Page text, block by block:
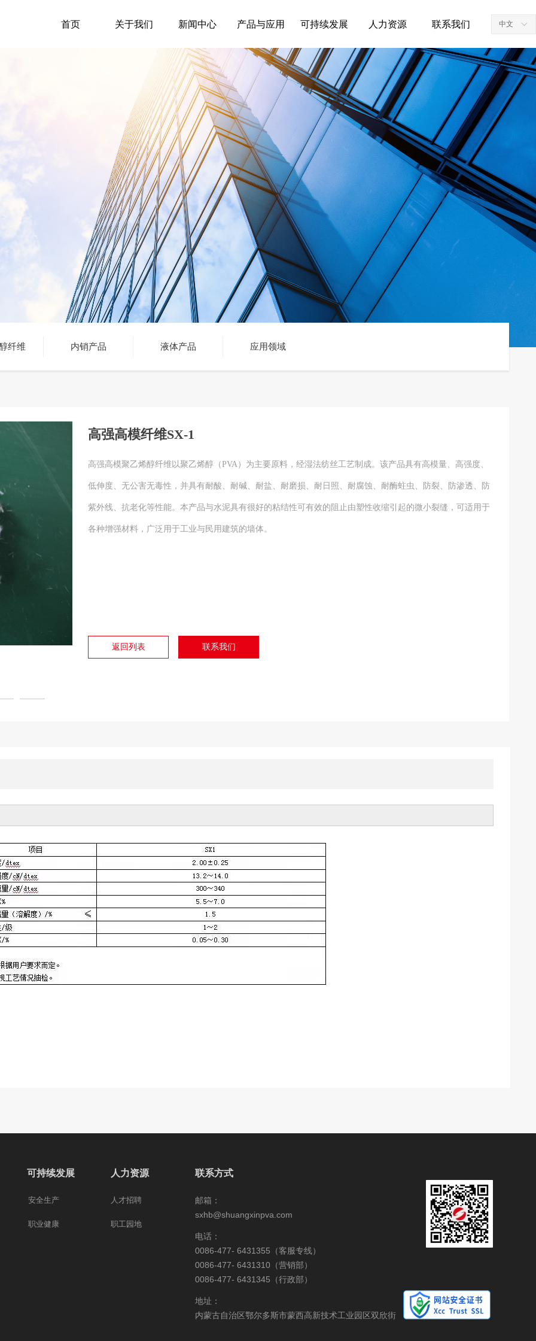
ꀅ
中文
首页 关于我们 新闻中心 产品与应用 可持续发展 人力资源 联系我们
高强高模纤维SX-1
高强高模聚乙烯醇纤维以聚乙烯醇（PVA）为主要原料，经湿法纺丝工艺制成。该产品具有高模量、高强度、
低伸度、无公害无毒性，并具有耐酸、耐碱、耐盐、耐磨损、耐日照、耐腐蚀、耐酶蛀虫、防裂、防渗透、防
紫外线、抗老化等性能。本产品与水泥具有很好的粘结性可有效的阻止由塑性收缩引起的微小裂缝，可适用于
各种增强材料，广泛用于工业与民用建筑的墙体。
返回列表 联系我们
纤维 内销产品 液体产品 应用领域
安全生产
职业健康
可持续发展
人才招聘
职工园地
人力资源 联系方式
邮箱：
sxhb@shuangxinpva.com
电话：
0086-477- 6431355（客服专线）
0086-477- 6431310（营销部）
0086-477- 6431345（行政部）
地址：
内蒙古自治区鄂尔多斯市蒙西高新技术工业园区双欣街